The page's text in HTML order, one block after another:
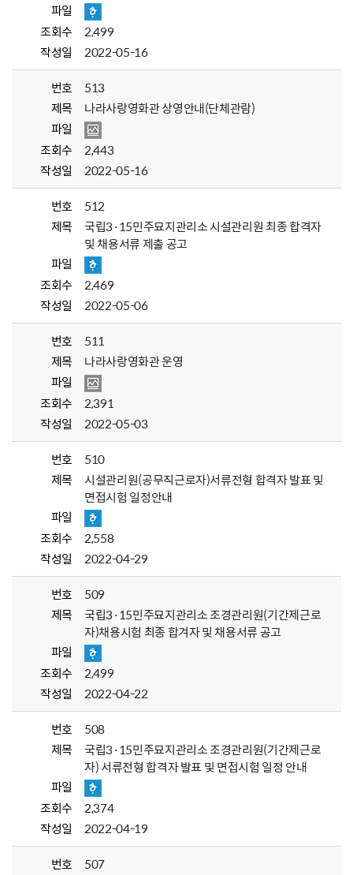
파일
조회수
2,499
작성일
2022-05-16
번호
513
제목
나라사랑영화관 상영안내(단체관람)
파일
조회수
2,443
작성일
2022-05-16
번호
512
제목
국립3·15민주묘지관리소 시설관리원 최종 합격자
및 채용서류 제출 공고
파일
조회수
2,469
작성일
2022-05-06
번호
511
제목
나라사랑영화관 운영
파일
조회수
2,391
작성일
2022-05-03
번호
510
제목
시설관리원(공무직근로자)서류전형 합격자 발표 및
면접시험 일정안내
파일
조회수
2,558
작성일
2022-04-29
번호
509
제목
국립3·15민주묘지관리소 조경관리원(기간제근로
자)채용시험 최종 합겨자 및 채용서류 공고
파일
조회수
2,499
작성일
2022-04-22
번호
508
제목
국립3·15민주묘지관리소 조경관리원(기간제근로
자) 서류전형 합격자 발표 및 면접시험 일정 안내
파일
조회수
2,374
작성일
2022-04-19
번호
507